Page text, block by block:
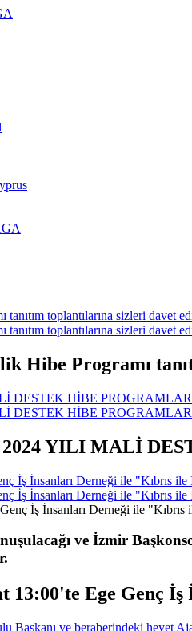
toplantılarına sizleri davet
toplantılarına sizleri davet
Hibe Programı
DESTEK HİBE
DESTEK HİBE
2024 YILI MALİ
İş İnsanları Derneği ile "Kıbrıs
İş İnsanları Derneği ile "Kıbrıs
ve İzmir
13:00'te Ege Genç
Başkanı ve beraberindeki heyet